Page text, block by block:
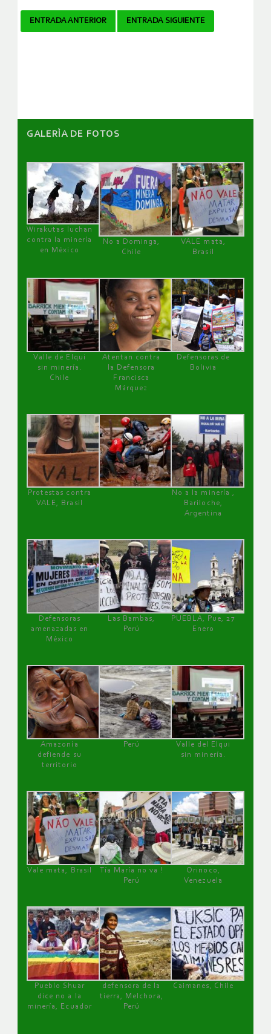
Navegador
ENTRADA ANTERIOR ENTRADA SIGUIENTE
GALERÌA DE FOTOS
Wirakutas luchan
contra la minería
en México
No a Dominga,
Chile
VALE mata,
Brasil
Valle de Elqui
sin minería.
Chile
Atentan contra
la Defensora
Francisca
Márquez
Defensoras de
Bolivia
Protestas contra
VALE, Brasil
No a la minería ,
Bariloche,
Argentina
Defensoras
amenazadas en
México
Las Bambas,
Perú
PUEBLA, Pue, 27
Enero
Amazonía
defiende su
territorio
Perú
Valle del Elqui
sin minería.
Vale mata, Brasil
Tía María no va !
Perú
Orinoco,
Venezuela
Pueblo Shuar
dice no a la
minería, Ecuador
defensora de la
tierra, Melchora,
Perú
Caimanes, Chile